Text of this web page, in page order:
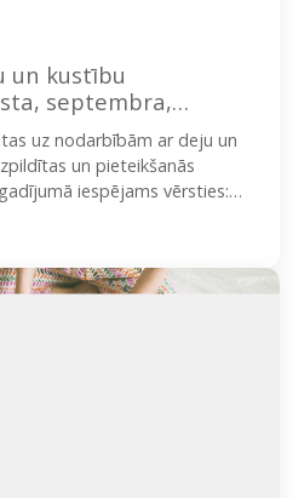
un kustību
septembra,
uz nodarbībām ar deju un
un pieteikšanās
iespējams vērsties: